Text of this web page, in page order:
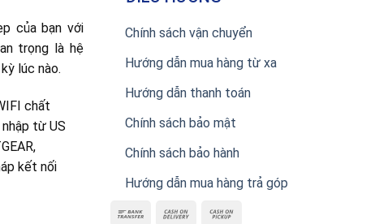
của bạn với
trọng là hệ
lúc nào.
chất
từ US
kết nối
Chính sách vận chuyển
Hướng dẫn mua hàng từ xa
Hướng dẫn thanh toán
Chính sách bảo mật
Chính sách bảo hành
Hướng dẫn mua hàng trả góp